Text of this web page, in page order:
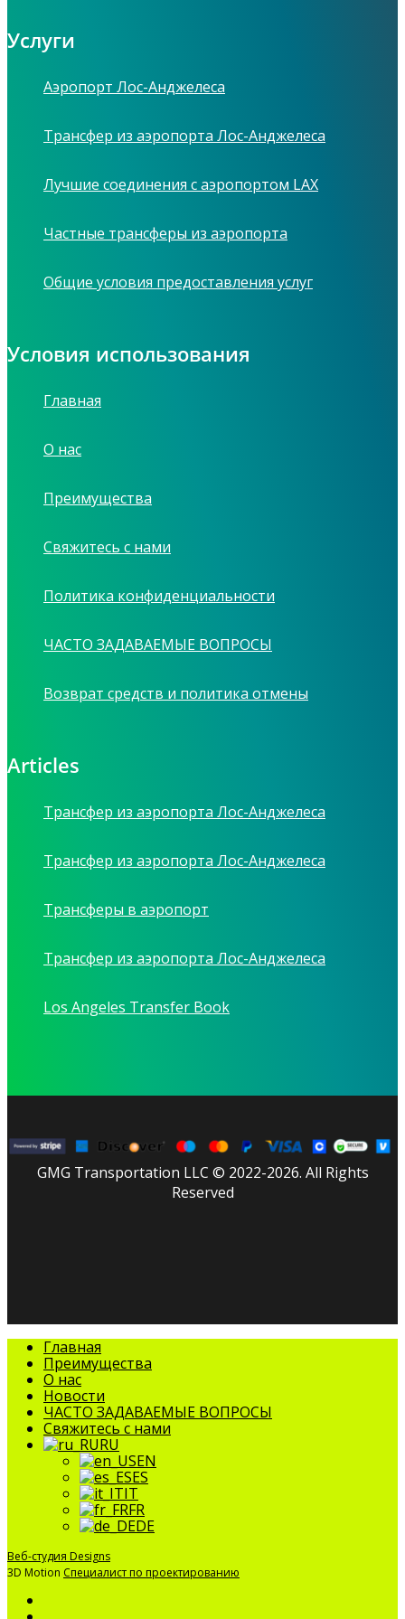
Услуги
Аэропорт Лос-Анджелеса
Трансфер из аэропорта Лос-Анджелеса
Лучшие соединения с аэропортом LAX
Частные трансферы из аэропорта
Общие условия предоставления услуг
Условия использования
Главная
О нас
Преимущества
Свяжитесь с нами
Политика конфиденциальности
ЧАСТО ЗАДАВАЕМЫЕ ВОПРОСЫ
Возврат средств и политика отмены
Articles
Трансфер из аэропорта Лос-Анджелеса
Трансфер из аэропорта Лос-Анджелеса
Трансферы в аэропорт
Трансфер из аэропорта Лос-Анджелеса
Los Angeles Transfer Book
GMG Transportation LLC © 2022-2026. All Rights
Reserved
Закрыть
меню
Главная
Преимущества
О нас
Новости
ЧАСТО ЗАДАВАЕМЫЕ ВОПРОСЫ
Свяжитесь с нами
RU
EN
ES
IT
FR
DE
Веб-студия Designs
3D Motion Специалист по проектированию